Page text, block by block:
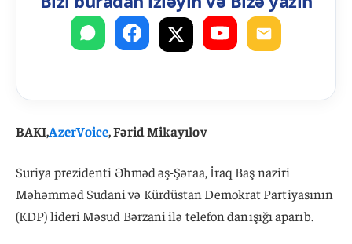
BAKI,AzerVoice, Fərid Mikayılov
Suriya prezidenti Əhməd əş-Şəraa, İraq Baş naziri
Məhəmməd Sudani və Kürdüstan Demokrat Partiyasının
(KDP) lideri Məsud Bərzani ilə telefon danışığı aparıb.